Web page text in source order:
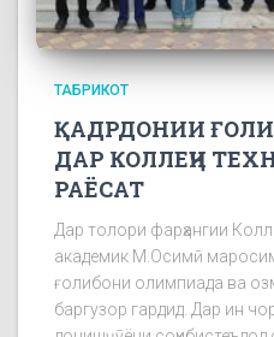
ТАБРИКОТ
ҚАДРДОНИИ
ДАР КОЛЛЕҶИ
РАЁСАТ
Дар толори фарҳангии
академик М.Осимӣ
ғолибони олимпиада ва
баргузор гардид. Дар ин